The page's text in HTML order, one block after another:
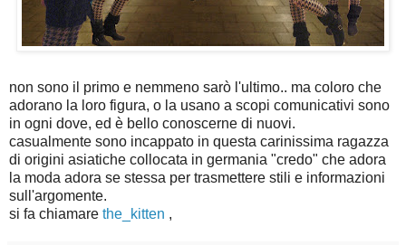
non sono il primo e nemmeno sarò l'ultimo.. ma coloro che
adorano la loro figura, o la usano a scopi comunicativi sono
in ogni dove, ed è bello conoscerne di nuovi.
casualmente sono incappato in questa carinissima ragazza
di origini asiatiche collocata in germania "credo" che adora
la moda adora se stessa per trasmettere stili e informazioni
sull'argomente.
si fa chiamare the_kitten ,